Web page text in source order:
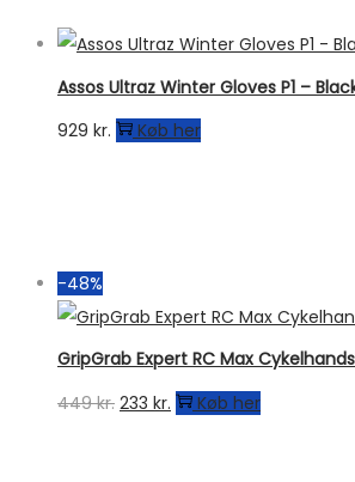
Assos Ultraz Winter Gloves P1 –
929 kr. Køb her
-48%
GripGrab Expert RC Max
449kr. Den
233 kr. DenKøb her